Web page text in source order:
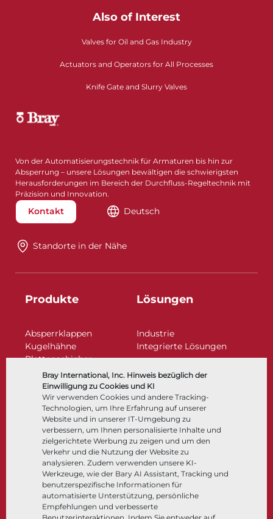
Bray International, Inc. Hinweis bezüglich der
Einwilligung zu Cookies und KI
Wir verwenden Cookies und andere Tracking-
Technologien, um Ihre Erfahrung auf unserer
Website und in unserer IT-Umgebung zu
verbessern, um Ihnen personalisierte Inhalte und
zielgerichtete Werbung zu zeigen und um den
Verkehr und die Nutzung der Website zu
analysieren. Zudem verwenden unsere KI-
Werkzeuge, wie der Bary AI Assistant, Tracking und
benutzerspezifische Informationen für
automatisierte Unterstützung, persönliche
Empfehlungen und verbesserte
Also of Interest
Valves for Oil and Gas Industry
Actuators and Operators for All Processes
Knife Gate and Slurry Valves
Von der Automatisierungstechnik für Armaturen bis hin zur
Absperrung – unsere Lösungen bewältigen die schwierigsten
Herausforderungen im Bereich der Durchfluss-Regeltechnik mit
Präzision und Innovation.
Kontakt Deutsch
Standorte in der Nähe​​​​​​​
Produkte
Absperrklappen
Kugelhähne
Plattenschieber
Regelarmaturen
Rückschlagklappen
Antriebe | Betätigungen
Steuer- und Regeltechnik
Tieftemperatur​​​​​​​
Lösungen
Industrie
Integrierte Lösungen
Unternehmen
Über
Standorte
Lieferantenmanagement
Nachhaltigkeit
Dokumentation
Dokumente
Wissenszentrum
Software
Werkstoffauswahl